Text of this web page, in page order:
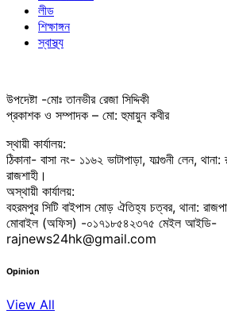
লীড
শিক্ষাঙ্গন
স্বাস্থ্য
উপদেষ্টা -মোঃ তানভীর রেজা সিদ্দিকী
প্রকাশক ও সম্পাদক – মো: হুমায়ুন কবীর
স্থায়ী কার্যালয়:
ঠিকানা- বাসা নং- ১১৬২ ভাটাপাড়া, ফাল্গুনী লেন,
রাজশাহী।
অস্থায়ী কার্যালয়:
বহরমপুর সিটি বাইপাস মোড় ঐতিহ্য চত্বর, থানা:
মোবাইল (অফিস) -০১৭১৮৫৪২৩৭৫ মেইল আইডি-
rajnews24hk@gmail.com
Opinion
View All